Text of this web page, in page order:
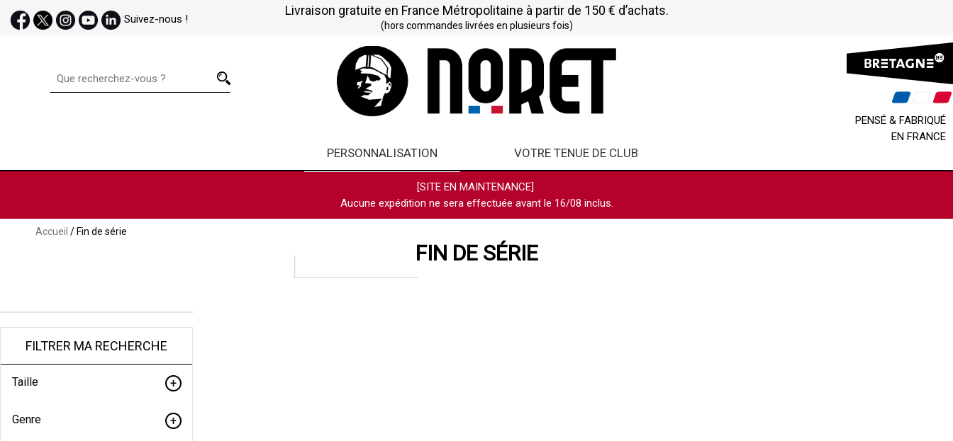
Suivez-nous !
Livraison gratuite en France Métropolitaine à partir de 150 € d’achats.
(hors commandes livrées en plusieurs fois)
PENSÉ & FABRIQUÉ
EN FRANCE
PERSONNALISATION VOTRE TENUE DE CLUB
[SITE EN MAINTENANCE]
Aucune expédition ne sera effectuée avant le 16/08 inclus.
Accueil / Fin de série
FIN DE SÉRIE
FILTRER MA RECHERCHE
Taille
Genre